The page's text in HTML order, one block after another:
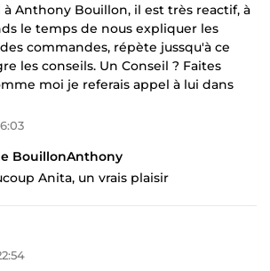
à Anthony Bouillon, il est très reactif, à
le temps de nous expliquer les
commandes, répète jussqu'à ce
les conseils. Un Conseil ? Faites
moi je referais appel à lui dans
BouillonAnthony
Anita, un vrais plaisir